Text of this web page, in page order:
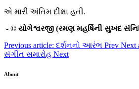
એ મારી અંતિમ દીક્ષા હતી.
- © યોગેશ્વરજી (રમણ મહર્ષિની સુખદ
Previous article: દર્શનનો આરંભ Prev Next
સંગીત સમારોહ Next
About